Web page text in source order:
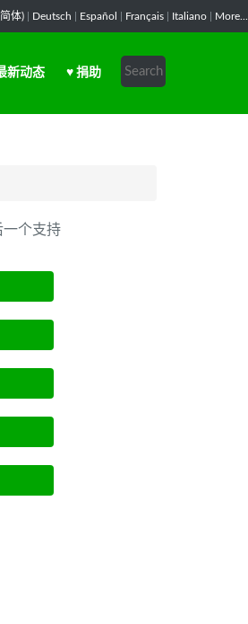
体) Deutsch Español Français Italiano More...
新动态 ♥ 捐助
一个支持